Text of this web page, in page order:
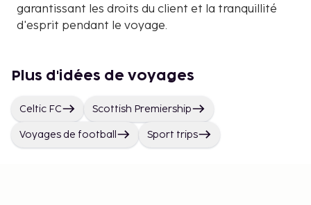
garantissant les droits du client et la tranquillité
d'esprit pendant le voyage.
Plus d'idées de voyages
Celtic FC Scottish Premiership
Voyages de football Sport trips